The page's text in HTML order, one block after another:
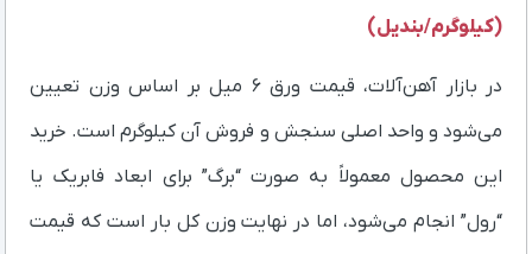
(کیلوگرم/بندیل)
در بازار آهن‌آلات، قیمت ورق ۶ میل بر اساس وزن تعیین
می‌شود و واحد اصلی سنجش و فروش آن کیلوگرم است. خرید
این محصول معمولاً به صورت “برگ” برای ابعاد فابریک یا
“رول” انجام می‌شود، اما در نهایت وزن کل بار است که قیمت